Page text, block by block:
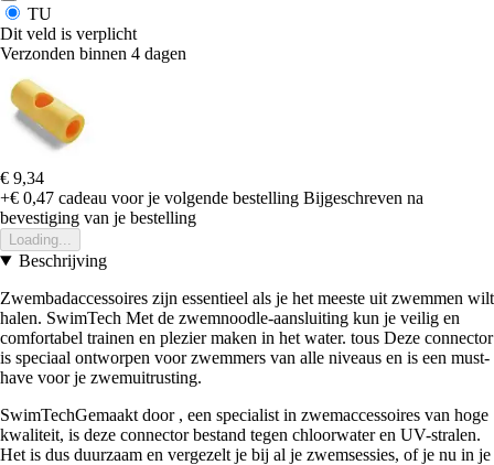
TU
Dit veld is verplicht
Verzonden binnen 4 dagen
€ 9,34
+€ 0,47 cadeau voor je volgende bestelling Bijgeschreven na
bevestiging van je bestelling
Loading...
Beschrijving
Zwembadaccessoires zijn essentieel als je het meeste uit zwemmen wilt
halen. SwimTech Met de zwemnoodle-aansluiting kun je veilig en
comfortabel trainen en plezier maken in het water. tous Deze connector
is speciaal ontworpen voor zwemmers van alle niveaus en is een must-
have voor je zwemuitrusting.
SwimTechGemaakt door , een specialist in zwemaccessoires van hoge
kwaliteit, is deze connector bestand tegen chloorwater en UV-stralen.
Het is dus duurzaam en vergezelt je bij al je zwemsessies, of je nu in je